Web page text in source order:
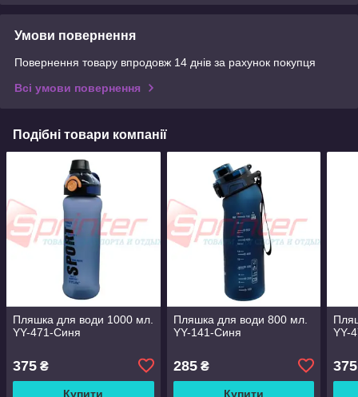
Умови повернення
Повернення товару впродовж 14 днів за рахунок покупця
Всі умови повернення
Подібні товари компанії
Пляшка для води 1000 мл.
YY-471-Синя
375 ₴
Купити
Пляшка для води 800 мл.
YY-141-Синя
285₴
Купити
YY-
375